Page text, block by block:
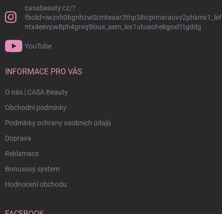
casabeauty.cz/?
ntx4eevpw8ph4grvq9ious_aem_lex1utuaohekgoxl1tgddg
YouTube
INFORMACE PRO VÁS
O nás | CASA Beauty
Obchodní podmínky
Podmínky ochrany osobních údajů
Doprava
Reklamace
Bonusový system
Hodnocení obchodu